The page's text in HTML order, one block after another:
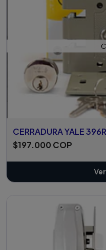
CERRADURA YALE
$197.000 COP